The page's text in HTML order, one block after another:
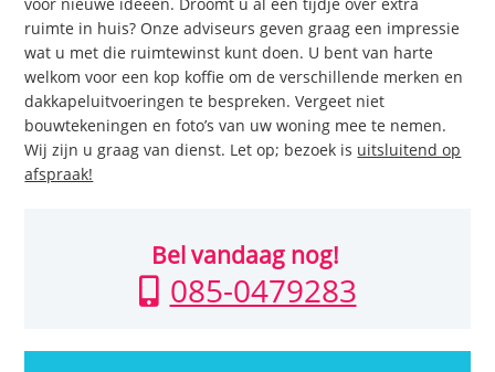
ruimte in huis? Onze adviseurs geven graag een impressie
wat u met die ruimtewinst kunt doen. U bent van harte
welkom voor een kop koffie om de verschillende merken en
dakkapeluitvoeringen te bespreken. Vergeet niet
bouwtekeningen en foto’s van uw woning mee te nemen.
Wij zijn u graag van dienst. Let op; bezoek is uitsluitend op
afspraak!
Bel vandaag nog!
085-0479283